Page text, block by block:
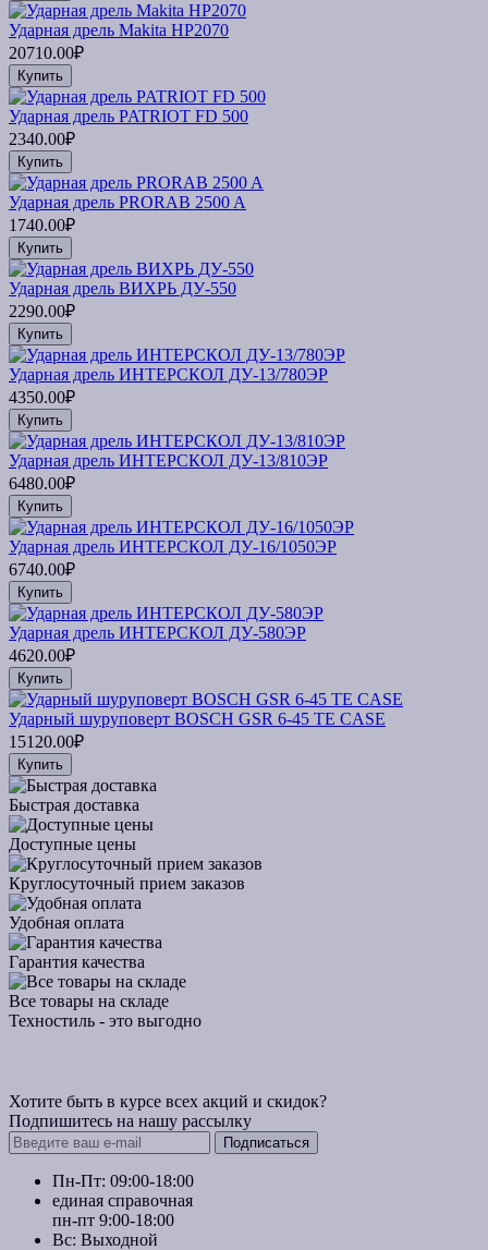
Ударная дрель Makita HP2070
20710.00₽
Купить
Ударная дрель PATRIOT FD 500
2340.00₽
Купить
Ударная дрель PRORAB 2500 A
1740.00₽
Купить
Ударная дрель ВИХРЬ ДУ-550
2290.00₽
Купить
Ударная дрель ИНТЕРСКОЛ ДУ-13/780ЭР
4350.00₽
Купить
Ударная дрель ИНТЕРСКОЛ ДУ-13/810ЭР
6480.00₽
Купить
Ударная дрель ИНТЕРСКОЛ ДУ-16/1050ЭР
6740.00₽
Купить
Ударная дрель ИНТЕРСКОЛ ДУ-580ЭР
4620.00₽
Купить
Ударный шуруповерт BOSCH GSR 6-45 TE CASE
15120.00₽
Купить
Быстрая доставка
Доступные цены
Круглосуточный прием заказов
Удобная оплата
Гарантия качества
Все товары на складе
Техностиль - это выгодно
Хотите быть в курсе всех акций и скидок?
Подпишитесь на нашу рассылку
Подписаться
Пн-Пт: 09:00-18:00
единая справочная
пн-пт 9:00-18:00
Вс: Выходной